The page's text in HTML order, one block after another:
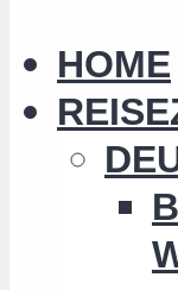
HOME